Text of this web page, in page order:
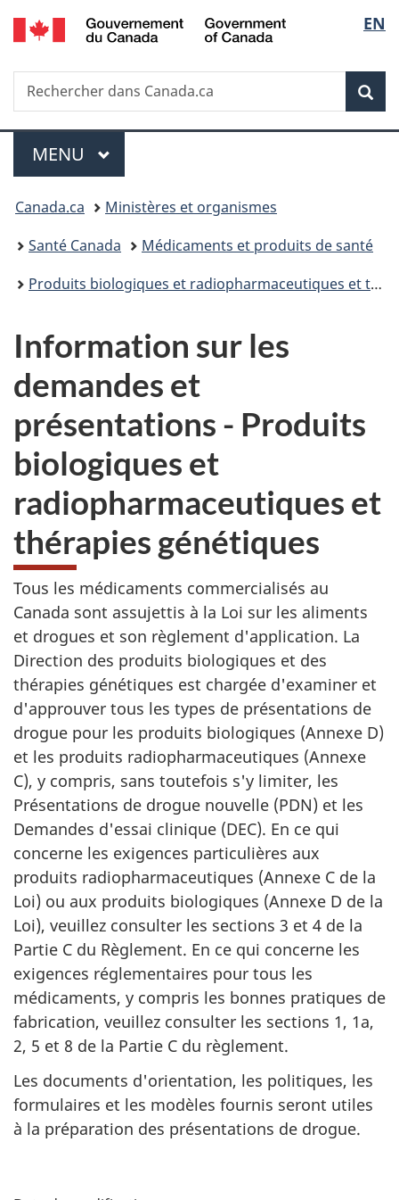
Passer
au
principal
Passer
à
Au
du
Passer
au
de
section
Passer
à
version
simplifiée
de
la
EN
Recherche
Rechercher
dans
Menu
MENU PRINCIPAL
Vous
êtes
ici :
Canada.ca
Ministères et organismes
Santé Canada
Médicaments et produits de santé
Produits biologiques et radiopharmaceutiques et thérapies génétiques
Information sur les
demandes et
présentations - Produits
biologiques et
radiopharmaceutiques et
thérapies génétiques
Tous les médicaments commercialisés au
Canada sont assujettis à la Loi sur les aliments
et drogues et son règlement d'application. La
Direction des produits biologiques et des
thérapies génétiques est chargée d'examiner et
d'approuver tous les types de présentations de
drogue pour les produits biologiques (Annexe D)
et les produits radiopharmaceutiques (Annexe
C), y compris, sans toutefois s'y limiter, les
Présentations de drogue nouvelle (PDN) et les
Demandes d'essai clinique (DEC). En ce qui
concerne les exigences particulières aux
produits radiopharmaceutiques (Annexe C de la
Loi) ou aux produits biologiques (Annexe D de la
Loi), veuillez consulter les sections 3 et 4 de la
Partie C du Règlement. En ce qui concerne les
exigences réglementaires pour tous les
médicaments, y compris les bonnes pratiques de
fabrication, veuillez consulter les sections 1, 1a,
2, 5 et 8 de la Partie C du règlement.
Les documents d'orientation, les politiques, les
formulaires et les modèles fournis seront utiles
à la préparation des présentations de drogue.